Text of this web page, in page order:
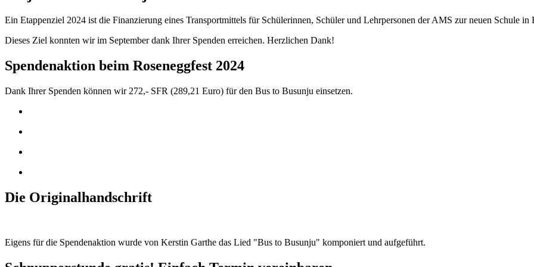
Ein Etappenziel 2024 ist die Finanzierung eines Transportmittels für Schülerinnen, Schüler und Lehrpersonen der AMS zur neuen Schule in
Dieses Ziel konnten wir im September dank Ihrer Spenden erreichen. Herzlichen Dank!
Spendenaktion beim Roseneggfest 2024
Dank Ihrer Spenden können wir 272,- SFR (289,21 Euro) für den Bus to Busunju einsetzen.
Die Originalhandschrift
Eigens für die Spendenaktion wurde von Kerstin Garthe das Lied "Bus to Busunju" komponiert und aufgeführt.